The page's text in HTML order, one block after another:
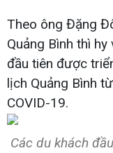
Theo ông Đặng
Quảng Bình thì
đầu tiên được
lịch Quảng Bình
COVID-19.
Các du khách